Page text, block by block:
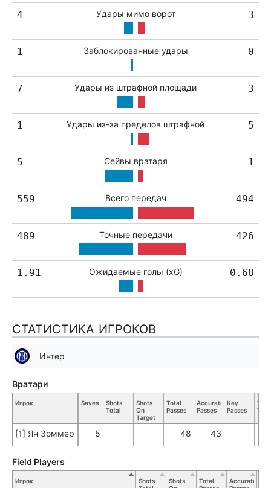
4 Удары мимо ворот 3
1 Заблокированные удары 0
7 Удары из штрафной площади 3
1 Удары из-за пределов штрафной 5
5 Сейвы вратаря 1
559 Всего передач 494
489 Точные передачи 426
1.91 Ожидаемые голы (xG) 0.68
СТАТИСТИКА ИГРОКОВ
Интер
Игрок Saves
Shots
Total
Shots
On
Target
Total
Passes
Accurate
Passes
Key
Passes
[1] Ян Зоммер 5 48 43
Вратари
Игрок
Shots
Shots
Total
Accurate
Field Players